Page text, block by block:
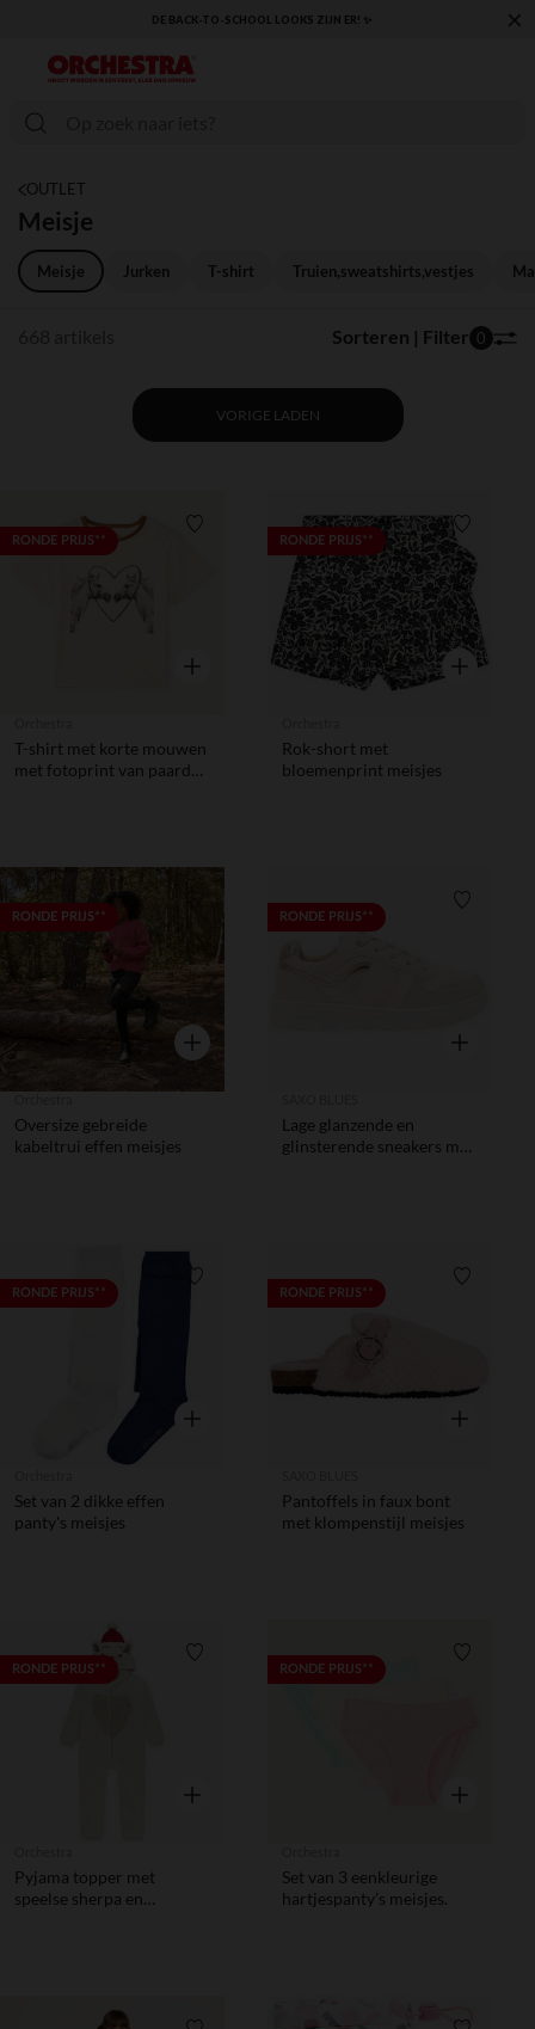
KLAAR VOOR DE TERUGKEER NAAR SCHOOL: ONTDEK ONZE ESSENTIALS ✏️🎒 ×
OUTLET
Meisje
Meisje Jurken T-shirt Truien,sweatshirts,vestjes
Sorteren | Filter 0
VORIGE LADEN
RONDE PRIJS** Verlanglijstje.
Snel overzicht
T-shirt met korte mouwen
met fotoprint van paarden
RONDE PRIJS**
Snel
Rok-short met
bloemenprint meisjes
RONDE PRIJS** Verlanglijstje.
Snel overzicht
Oversize gebreide
kabeltrui effen meisjes
RONDE PRIJS**
Snel
Lage glanzende en
glinsterende sneakers met
RONDE PRIJS** Verlanglijstje.
Snel overzicht
Set van 2 dikke effen
panty's meisjes
RONDE PRIJS**
Snel
Pantoffels in faux bont
met klompenstijl meisjes
RONDE PRIJS** Verlanglijstje.
Snel overzicht
Pyjama topper met
speelse sherpa en
RONDE PRIJS**
Snel
Set van 3 eenkleurige
hartjespanty's meisjes.